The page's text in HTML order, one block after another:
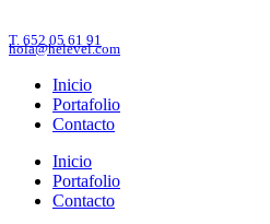
T. 652 05 61 91
hola@helevel.com
Inicio
Portafolio
Contacto
Inicio
Portafolio
Contacto